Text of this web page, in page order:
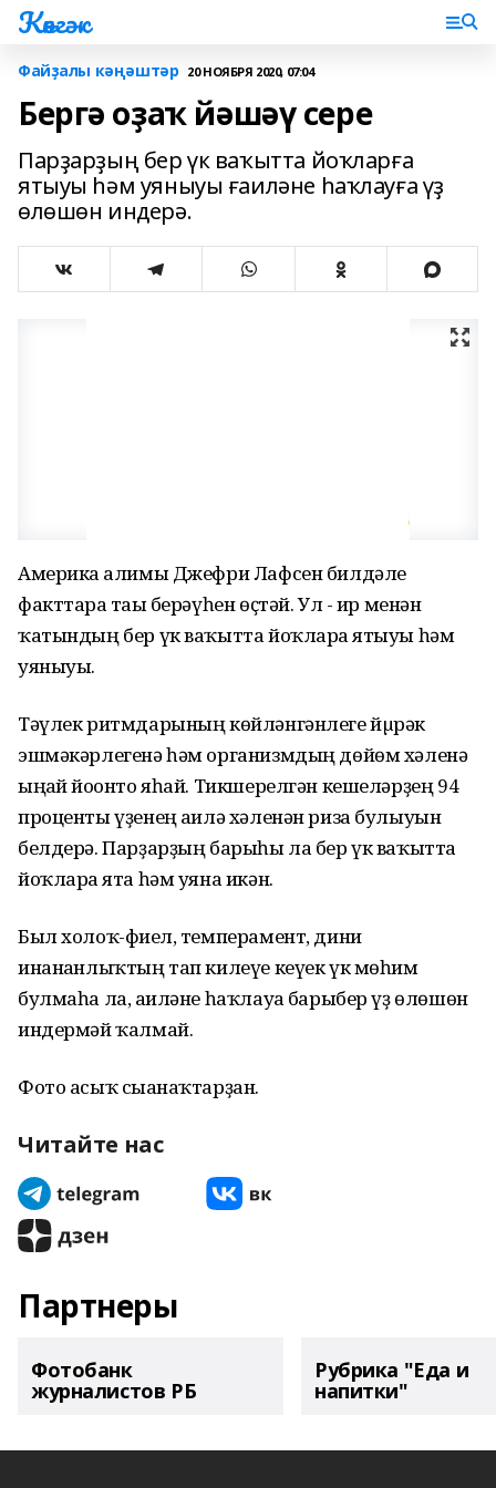
Көнгәк
Файҙалы кәңәштәр 20 НОЯБРЯ 2020, 07:04
Бергә оҙаҡ йәшәү сере
Парҙарҙың бер үк ваҡытта йоҡларға
ятыуы һәм уяныуы ғаиләне һаҡлауға үҙ
өлөшөн индерә.
Америка ғалимы Джефри Лафсен билдәле
факттарға тағы берәүһен өҫтәй. Ул - ир менән
ҡатындың бер үк ваҡытта йоҡларға ятыуы һәм
уяныуы.
Тәүлек ритмдарының көйләнгәнлеге йµрәк
эшмәкәрлегенә һәм организмдың дөйөм хәленә
ыңғай йоғонто яһай. Тикшерелгән кешеләрҙең 94
проценты үҙенең ғаилә хәленән риза булыуын
белдерә. Парҙарҙың барыһы ла бер үк ваҡытта
йоҡларға ята һәм уяна икән.
Был холоҡ-фиғел, темперамент, дини
инанғанлыҡтың тап килеүе кеүек үк мөһим
булмаһа ла, ғаиләне һаҡлауға барыбер үҙ өлөшөн
индермәй ҡалмай.
Фото асыҡ сығанаҡтарҙан.
Читайте нас
Партнеры
Фотобанк
журналистов РБ
Рубрика "Еда и
напитки"